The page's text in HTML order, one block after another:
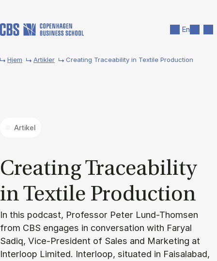
En
Hjem Artikler Creating Traceability in Textile Production
Artikel
Cre­at­ing Tra­cea­bi­li­ty
in Te­xti­le Pro­duction
In this podcast, Professor Peter Lund-Thomsen
from CBS engages in conversation with Faryal
Sadiq, Vice-President of Sales and Marketing at
Interloop Limited. Interloop, situated in Faisalabad,